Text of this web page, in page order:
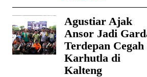
Agustiar Ajak
Ansor Jadi
Terdepan Cegah
Karhutla di
Kalteng